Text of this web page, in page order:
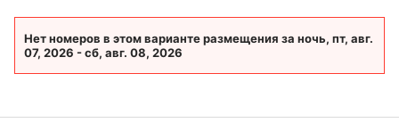
Нет номеров в этом варианте размещения за ночь, пт, авг.
07, 2026 - сб, авг. 08, 2026